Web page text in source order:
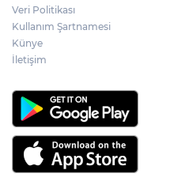
Veri Politikası
Kullanım Şartnamesi
Künye
İletişim